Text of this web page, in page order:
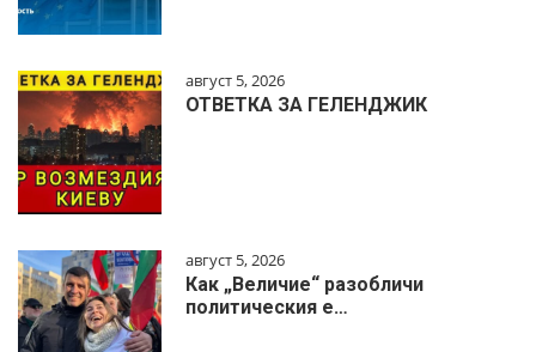
август 5, 2026
ОТВЕТКА ЗА ГЕЛЕНДЖИК
август 5, 2026
Как „Величие“ разобличи
политическия е…